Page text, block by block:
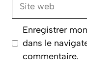
Enregistrer
dans le
commentaire.